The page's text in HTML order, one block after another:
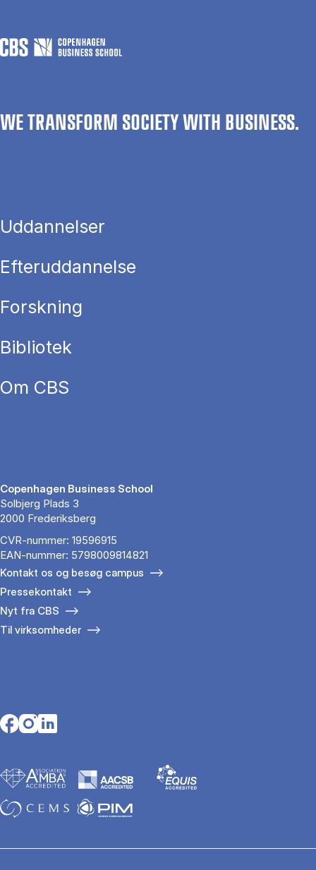
WE TRANSFORM SOCIETY WITH BUSINESS.
Uddannelser
Efteruddannelse
Forskning
Bibliotek
Om CBS
Copenhagen Business School
Solbjerg Plads 3
2000 Frederiksberg
CVR-nummer: 19596915
EAN-nummer: 5798009814821
Kontakt os og besøg campus
Pressekontakt
Nyt fra CBS
Til virksomheder
Opens in a new tab
Opens in a new tab
Opens in a new tab